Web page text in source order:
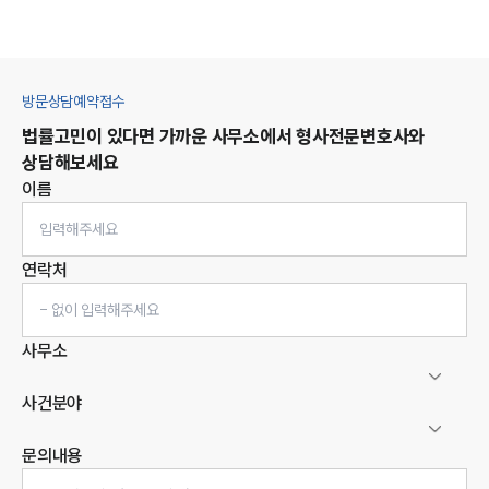
방문상담예약접수
법률고민이 있다면 가까운 사무소에서 형사전문변호사와
상담해보세요
이름
연락처
사무소
사건분야
문의내용